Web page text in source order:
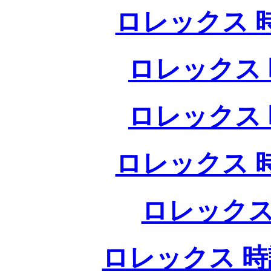
ロレックス
ロレックス
ロレックス
ロレックス
ロレック
ロレックス